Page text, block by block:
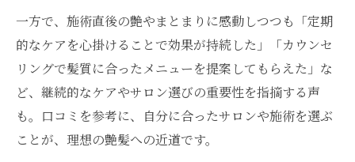
一方で、施術直後の艶やまとまりに感動しつつも「定期
的なケアを心掛けることで効果が持続した」「カウンセ
リングで髪質に合ったメニューを提案してもらえた」な
ど、継続的なケアやサロン選びの重要性を指摘する声
も。口コミを参考に、自分に合ったサロンや施術を選ぶ
ことが、理想の艶髪への近道です。